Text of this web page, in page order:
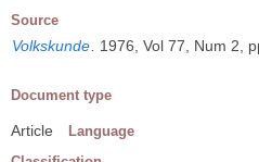
Source
Volkskunde 1976, Vol 77, Num 2,
Document type
Article Language